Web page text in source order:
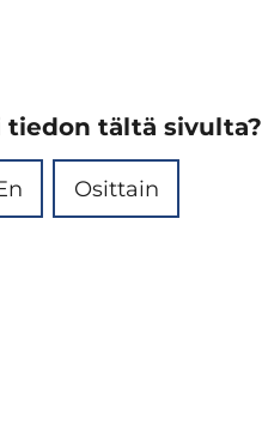
tiedon tältä sivulta?
Osittain